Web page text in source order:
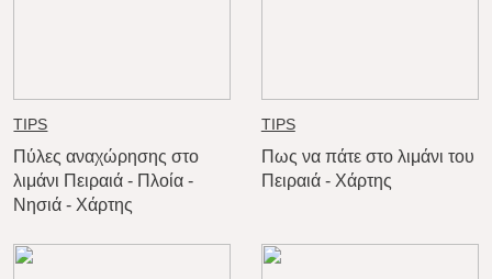
TIPS
Πύλες αναχώρησης στο
λιμάνι Πειραιά - Πλοία -
Νησιά - Χάρτης
TIPS
Πως να πάτε στο λιμάνι του
Πειραιά - Χάρτης